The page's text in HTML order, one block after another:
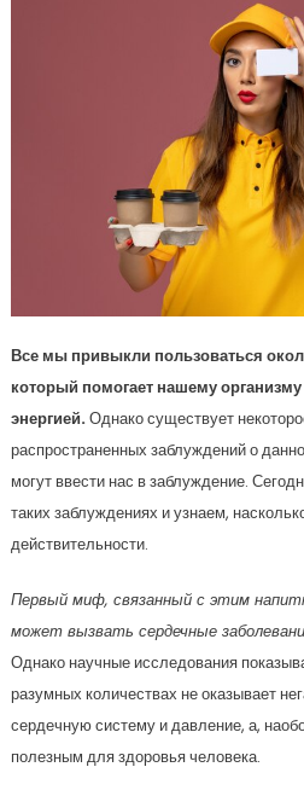
Все мы привыкли пользоваться
который помогает нашему
энергией.Однако существует
распространенных заблуждений о
могут ввести нас в заблуждение.
таких заблуждениях и узнаем,
действительности.
Первый миф, связанный с этим
может вызвать сердечные
Однако научные исследования
разумных количествах не оказывает
сердечную систему и давление, а,
полезным для здоровья человека.